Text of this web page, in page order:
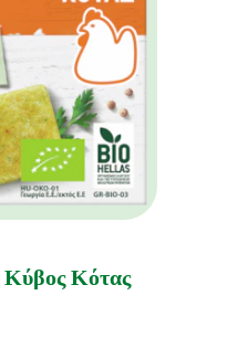
Κύβος Κότας